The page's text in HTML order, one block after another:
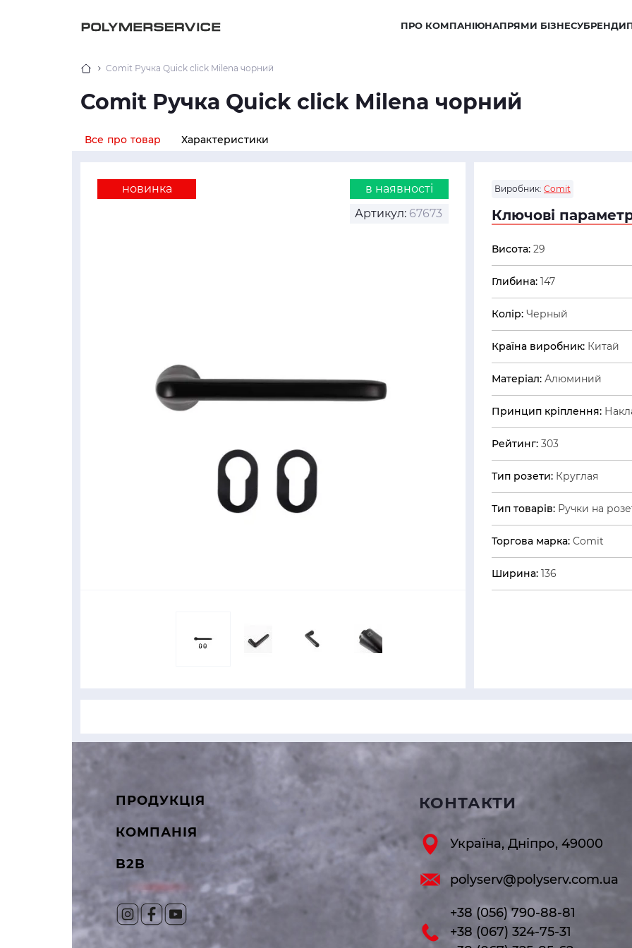
ПРО КОМПАНІЮНАПРЯМИ БІЗНЕСУБРЕНДИ
Comit Ручка Quick click Milena чорний
Comit Ручка Quick click Milena чорний
Все про товар Характеристики
новинка
в наявності
Артикул: 67673
Виробник: Comit
Ключові
Висота: 29
Глибина: 147
Колір: Черный
Країна виробник: Китай
Матеріал: Алюминий
Принцип кріплення:
Рейтинг: 303
Тип розети: Круглая
Тип товарів: Ручки на
Торгова марка: Comit
Ширина: 136
ПРОДУКЦІЯ
КОМПАНІЯ
B2B
КОНТАКТИ
Україна, Дніпро, 49000
polyserv@polyserv.com.ua
+38 (056) 790-88-81
+38 (067) 324-75-31